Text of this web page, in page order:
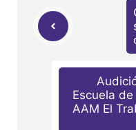
Escuela
AAM El